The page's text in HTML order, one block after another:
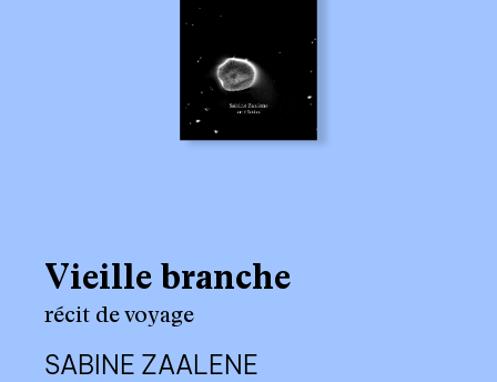
catalogue ↓
catalogue complet
à paraître
éditions de tête
au-delà du livre ↓
artistes en résidence
Vieille branche
récit de voyage
SABINE ZAALENE